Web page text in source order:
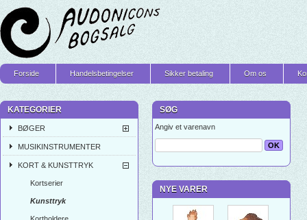
Forside Handelsbetingelser Sikker betaling Om os
KATEGORIER
BØGER
MUSIKINSTRUMENTER
KORT & KUNSTTRYK
Kortserier
Kunsttryk
SØG
Angiv et varenavn
NYE VARER